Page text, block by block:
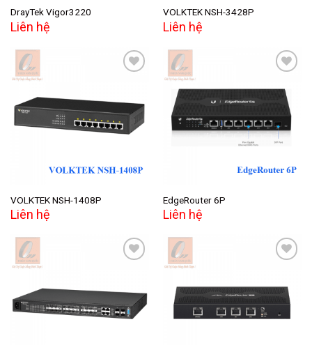
DrayTek Vigor3220
Liên hệ
VOLKTEK NSH-3428P
Liên hệ
Add to
wishlist
VOLKTEK NSH-1408P
Liên hệ
Add to
wishlist
EdgeRouter 6P
Liên hệ
Add to
wishlist
Add to
wishlist